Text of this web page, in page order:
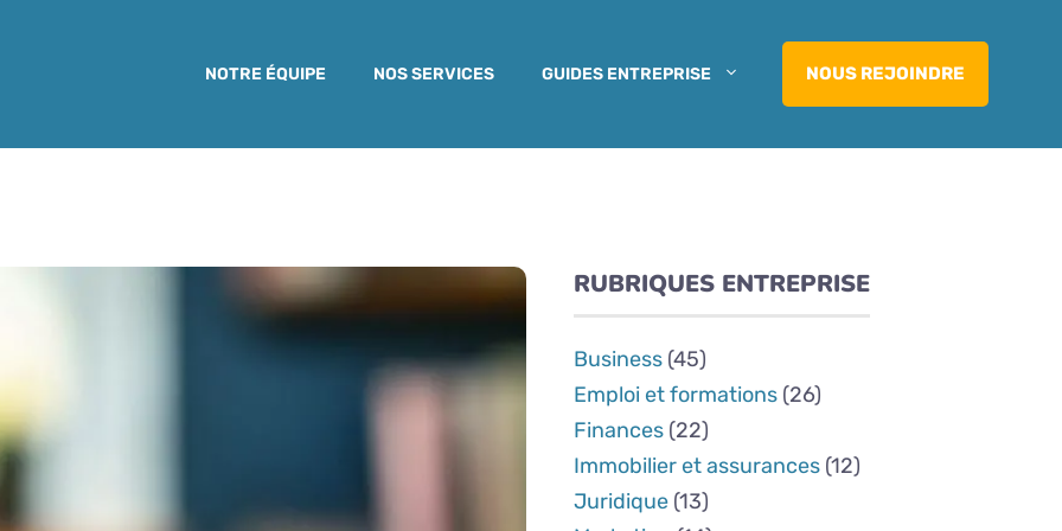
NOTRE ÉQUIPE NOS SERVICES GUIDES ENTREPRISE NOUS REJOINDRE
RUBRIQUES ENTREPRISE
Business (45)
Emploi et formations (26)
Finances (22)
Immobilier et assurances (12)
Juridique (13)